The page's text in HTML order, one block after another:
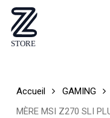
Skip
main
Accueil GAMING
MÈRE MSI Z270 SLI